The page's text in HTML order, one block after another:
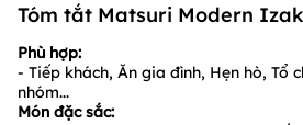
Tóm tắt Matsuri Modern
Phù hợp:
- Tiếp khách, Ăn gia đình, Hẹn hò, Tổ
nhóm...
Món đặc sắc: